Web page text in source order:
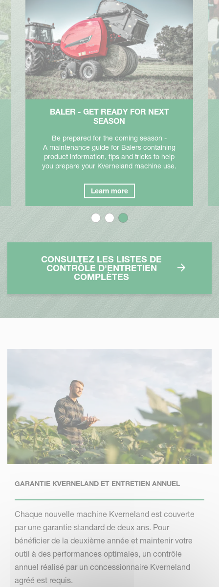
BALER - GET READY FOR NEXT
SEASON
Be prepared for the coming season -
A maintenance guide for Balers containing
product information, tips and tricks to help
you prepare your Kverneland machine use.
Learn more
CONSULTEZ LES LISTES DE
CONTRÔLE D'ENTRETIEN
COMPLÈTES
GARANTIE KVERNELAND ET ENTRETIEN ANNUEL
Chaque nouvelle machine Kverneland est couverte
par une garantie standard de deux ans. Pour
bénéficier de la deuxième année et maintenir votre
outil à des performances optimales, un contrôle
annuel réalisé par un concessionnaire Kverneland
agréé est requis.